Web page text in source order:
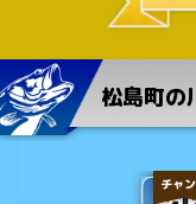
松島町の
チャ